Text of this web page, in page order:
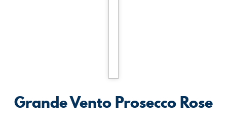
Grande Vento Prosecco Rose